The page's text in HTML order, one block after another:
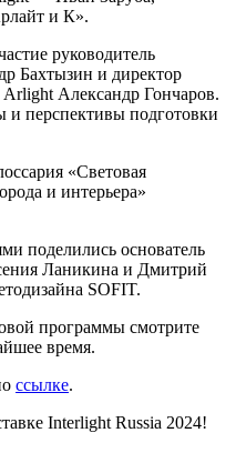
и К».
руководитель
Бахтызин и директор
Arlight Александр Гончаров.
перспективы подготовки
«Световая
и интерьера»
поделились основатель
Ланикина и Дмитрий
SOFIT.
программы смотрите
время.
ссылке.
Interlight Russia 2024!